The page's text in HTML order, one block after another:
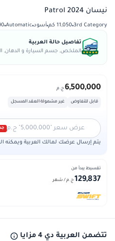
نيسان Patrol 2024
3rd Category 11,050 كم أسود Automatic
تفاصيل حالة العربية
الملخص, جسم السيارة و الدهان,
6,500,000 ج.م
قابل للتفاوض غير مشمولة العقد المسجل
عرض سعر "5,000,000" ج.م
يتم إرسال عرضك لمالك العربية ويمكنه
تقسيط يبدأ من
129,837 ج.م / شهر
تتضمن العربية دي 4 مزايا